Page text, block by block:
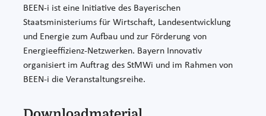
BEEN-i ist eine Initiative des Bayerischen
Staatsministeriums für Wirtschaft, Landesentwicklung
und Energie zum Aufbau und zur Förderung von
Energieeffizienz-Netzwerken. Bayern Innovativ
organisiert im Auftrag des StMWi und im Rahmen von
BEEN-i die Veranstaltungsreihe.